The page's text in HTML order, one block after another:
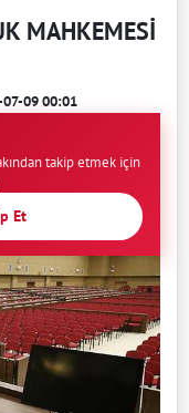
MAHKEMESİ
09 00:01
takip etmek için
Et